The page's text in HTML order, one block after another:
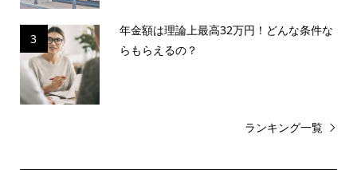
3
年金額は理論上最高32万円！どんな条件な
らもらえるの？
ランキング一覧